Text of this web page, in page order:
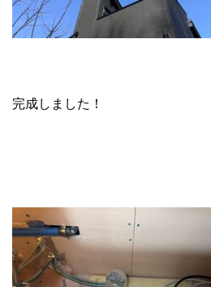
完成しました！